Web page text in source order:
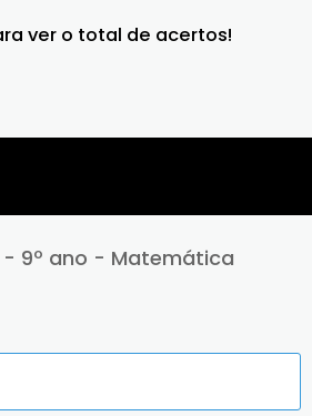
ver o total de acertos!
- 9º ano - Matemática